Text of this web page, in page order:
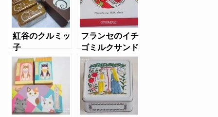
紅谷のクルミッ
子
フランセのイチ
ゴミルクサンド